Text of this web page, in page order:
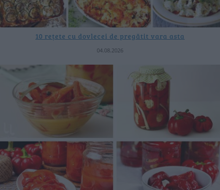
10 rețete cu dovlecei de pregătit vara asta
04.08.2026